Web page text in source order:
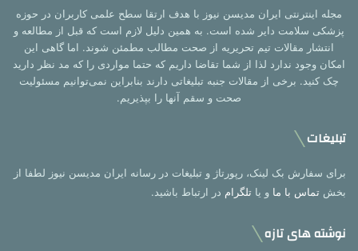
مجله اینترنتی ایران مدیسن نیوز با هدف ارتقا سطح علمی کاربران در حوزه
پزشکی سلامت دایر شده است. به همین دلیل لازم است که قبل از مطالعه و
انتشار مقالات تیم تحریریه از صحت مطالب مطمئن شوند. اما گاهی این
امکان وجود ندارد لذا از شما تقاضا داریم که حتما مواردی را که مد نظر دارید
چک کنید. برخی از مقالات جنبه تبلیغاتی دارند بنابراین نمی‌توانیم مسئولیت
صحت و سقم آنها را بپذیریم.
تبلیغات
برای سفارش بک لینک، رپورتاژ و تبلیغات در رسانه ایران مدیسن نیوز لطفا از
بخش تماس با ما و یا تلگرام در ارتباط باشید.
نوشته های تازه